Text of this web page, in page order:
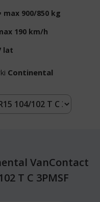
max 900/850 kg
190 km/h
lat
Continental
VanContact
T C 3PMSF